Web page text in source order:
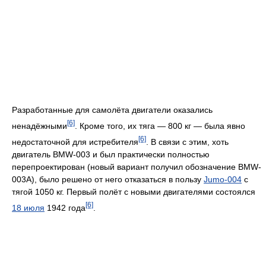
Разработанные для самолёта двигатели оказались
ненадёжными [6]
. Кроме того, их тяга — 800 кг — была явно
недостаточной для истребителя[6]
. В связи с этим, хоть
двигатель BMW-003 и был практически полностью
перепроектирован (новый вариант получил обозначение BMW-
003A), было решено от него отказаться в пользу Jumo-004 с
тягой 1050 кг. Первый полёт с новыми двигателями состоялся
18 июля 1942 года[6]